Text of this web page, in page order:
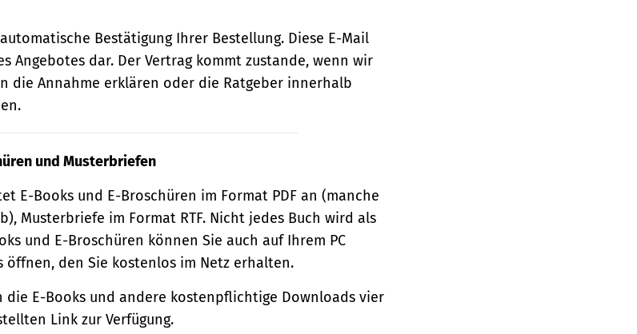
Bestätigung Ihrer Bestellung. Diese E-Mail
Angebotes dar. Der Vertrag kommt zustande, wenn wir
die Annahme erklären oder die Ratgeber innerhalb
und Musterbriefen
E-Books und E-Broschüren im Format PDF an (manche
Musterbriefe im Format RTF. Nicht jedes Buch wird als
und E-Broschüren können Sie auch auf Ihrem PC
öffnen, den Sie kostenlos im Netz erhalten.
die E-Books und andere kostenpflichtige Downloads vier
Link zur Verfügung.